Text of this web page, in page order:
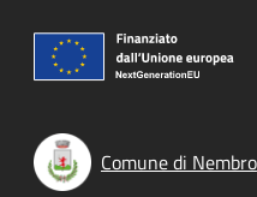
Comune di Nembro